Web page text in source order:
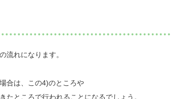
流れになります。
合は、この4)のところや
たところで行われることになるでしょう。